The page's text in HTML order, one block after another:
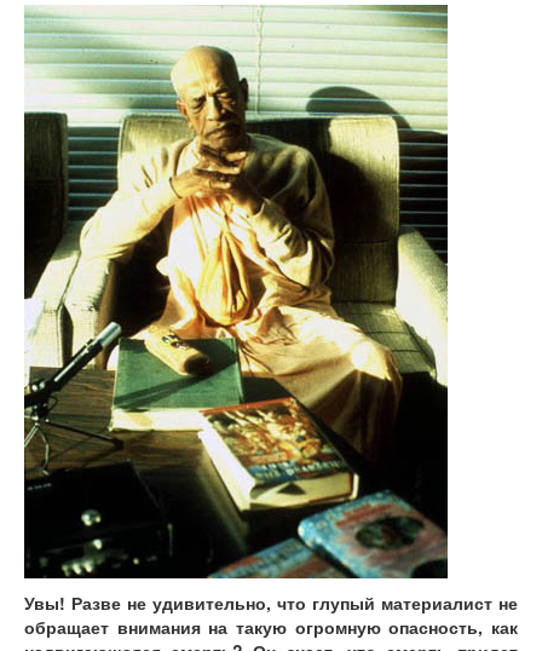
Увы! Разве не удивительно, что глупый материалист не
обращает внимания на такую огромную опасность, как